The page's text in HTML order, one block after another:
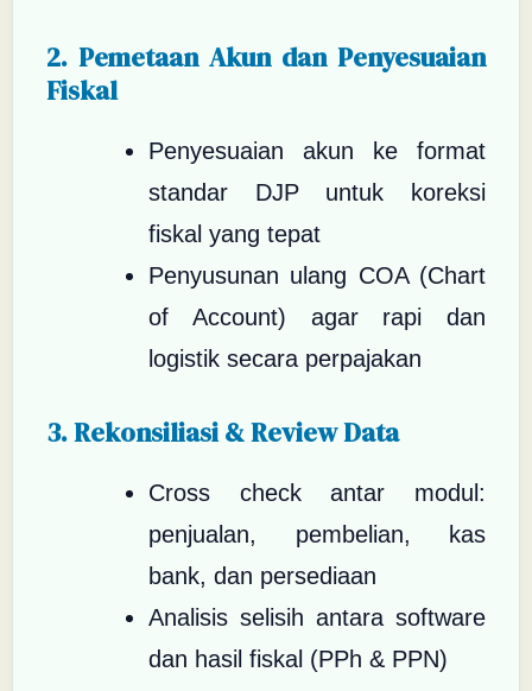
2. Pemetaan Akun dan Penyesuaian
Fiskal
Penyesuaian akun ke format
standar DJP untuk koreksi
fiskal yang tepat
Penyusunan ulang COA (Chart
of Account) agar rapi dan
logistik secara perpajakan
3. Rekonsiliasi & Review Data
Cross check antar modul:
penjualan, pembelian, kas
bank, dan persediaan
Analisis selisih antara software
dan hasil fiskal (PPh & PPN)